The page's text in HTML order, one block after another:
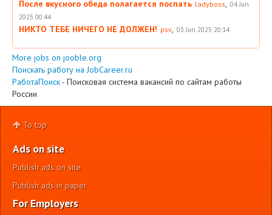
После вкусного обеда полагается поспать ladyboss, 04 Jun
2025 00:44
НИКТО ТЕБЕ НИЧЕГО НЕ ДОЛЖЕН! psv, 03 Jun 2025 20:14
More jobs on jooble.org
Поискать работу на JobCareer.ru
РаботаПоиск - Поисковая система вакансий по сайтам работы
России
To top
Ads on site
Publish ads on site
Publish ads in paper
For Employers